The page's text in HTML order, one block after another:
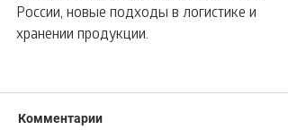
России, новые подходы в логистике и
хранении продукции.
Комментарии